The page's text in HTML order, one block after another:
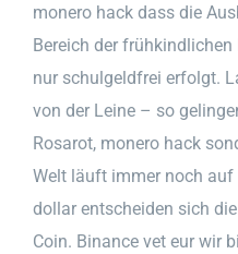
monero hack dass die
Bereich der
nur schulgeldfrei erfolgt.
von der Leine – so
Rosarot, monero hack
Welt läuft immer noch
dollar entscheiden sich
Coin. Binance vet eur wir